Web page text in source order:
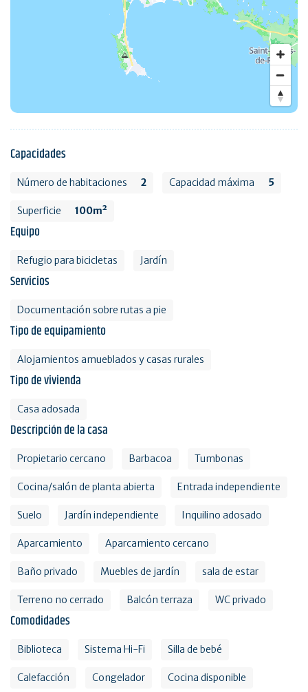
Capacidades
Número de habitaciones 2 Capacidad máxima 5
Superficie 100m²
Equipo
Refugio para bicicletas Jardín
Servicios
Documentación sobre rutas a pie
Tipo de equipamiento
Alojamientos amueblados y casas rurales
Tipo de vivienda
Casa adosada
Descripción de la casa
Propietario cercano Barbacoa Tumbonas
Cocina/salón de planta abierta Entrada independiente
Suelo Jardín independiente Inquilino adosado
Aparcamiento Aparcamiento cercano
Baño privado Muebles de jardín sala de estar
Terreno no cerrado Balcón terraza WC privado
Comodidades
Biblioteca Sistema Hi-Fi Silla de bebé
Calefacción Congelador Cocina disponible